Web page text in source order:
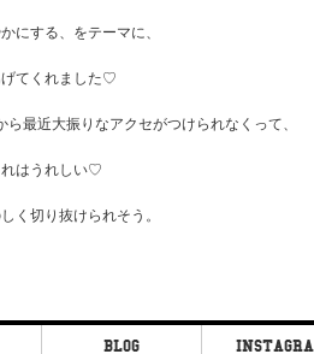
にする、をテーマに、
げてくれました♡
最近大振りなアクセがつけられなくって、
れはうれしい♡
く切り抜けられそう。
BLOG